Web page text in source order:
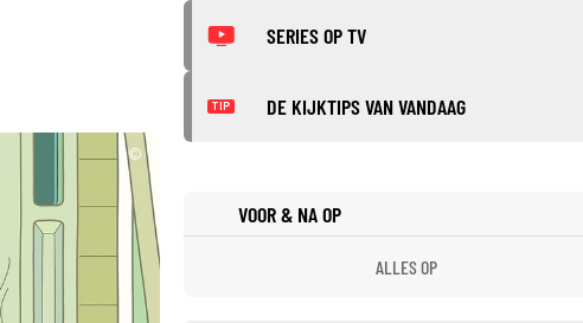
©
SERIES OP TV
TIP DE KIJKTIPS VAN VANDAAG
VOOR & NA OP
ALLES OP